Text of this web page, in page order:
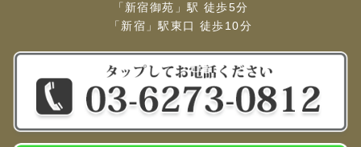
「新宿御苑」駅 徒歩5分
「新宿」駅東口 徒歩10分